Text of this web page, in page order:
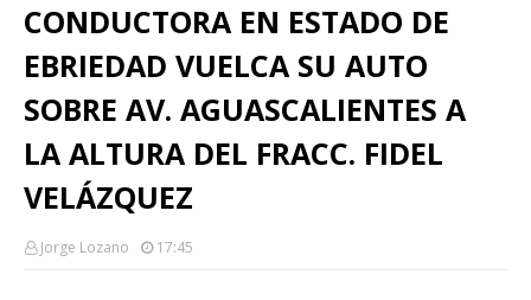
CONDUCTORA EN ESTADO DE
EBRIEDAD VUELCA SU AUTO
SOBRE AV. AGUASCALIENTES A
LA ALTURA DEL FRACC. FIDEL
VELÁZQUEZ
Jorge Lozano 17:45